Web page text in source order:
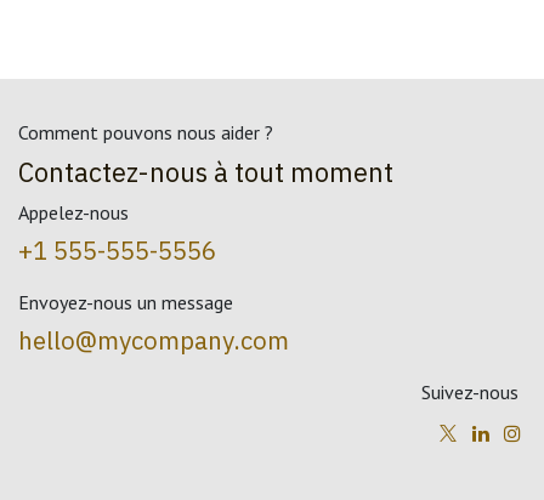
Comment pouvons nous aider ?
Contactez-nous à tout moment
Appelez-nous
+1 555-555-5556
Envoyez-nous un message
hello@mycompany.com
Suivez-nous